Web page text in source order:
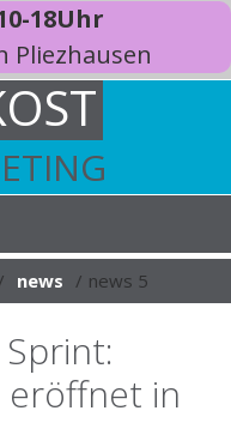
18Uhr
Pliezhausen
news news 5
eröffnet in